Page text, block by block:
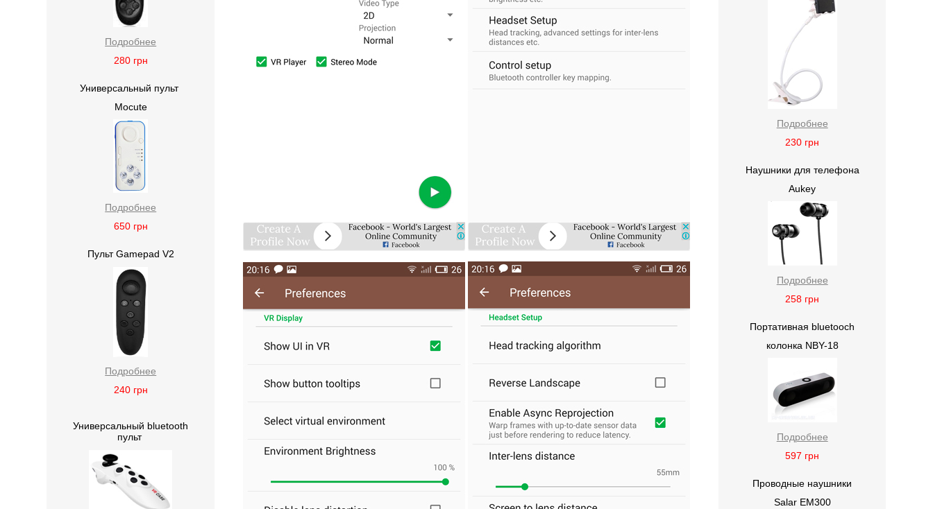
Подробнее
280 грн
Универсальный пульт
Mocute
Подробнее
650 грн
Пульт Gamepad V2
Подробнее
240 грн
Универсальный bluetooth
пульт
Подробнее
230 грн
Наушники для телефона
Aukey
Подробнее
258 грн
Портативная bluetooch
колонка NBY-18
Подробнее
597 грн
Проводные наушники
Salar EM300